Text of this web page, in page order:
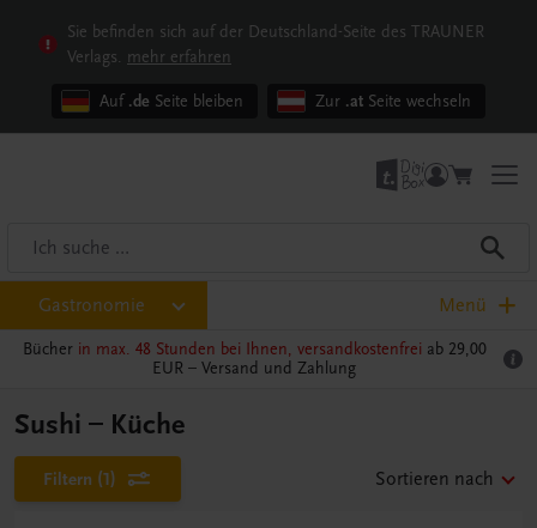
Sie befinden sich auf der Deutschland-Seite des TRAUNER
Verlags. mehr erfahren
Auf .de Seite bleiben Zur .at Seite wechseln
Gastronomie Menü
Bücher in max. 48 Stunden bei Ihnen, versandkostenfrei ab 29,00
EUR – Versand und Zahlung
Sushi – Küche
Filtern (1) Sortieren nach